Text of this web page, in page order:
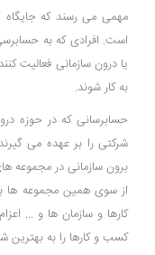
مهمی می رسند که جایگاه
است. افرادی که به
یا درون سازمانی فعالیت
به کار شوند.
حسابرسانی که در حوزه
شرکتی را بر عهده می
برون سازمانی در مجموعه
از سوی همین مجموعه ها
کارها و سازمان ها و ...
کسب و کارها را به بهترین